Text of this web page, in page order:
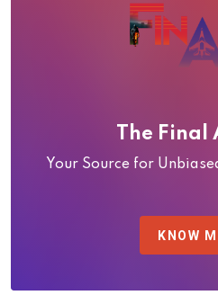
The Final
Your Source for
KNOW